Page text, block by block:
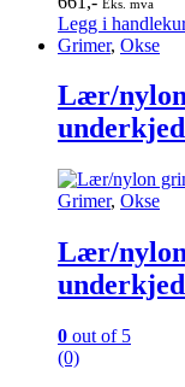
Eks. mva
Legg i
Grimer, Okse
Lær/
Grimer, Okse
Lær/
0 out of 5
(0)